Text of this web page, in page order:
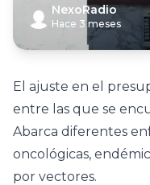
NexoRadio
Hace 3 meses
El ajuste en el
entre las que se
Abarca diferentes
oncológicas,
por vectores.